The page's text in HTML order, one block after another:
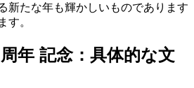
新たな年も輝かしいものであります
す。
年 記念：具体的な文